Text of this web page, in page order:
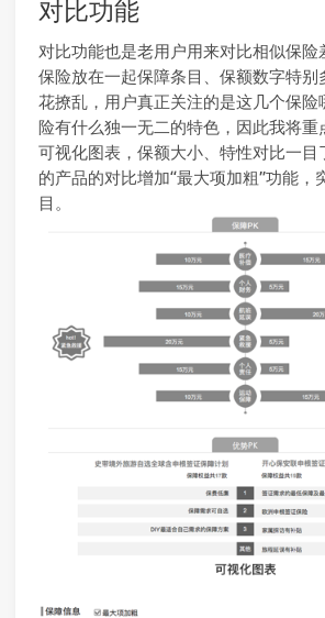
对比功能
对比功能也是老用户用来对比相似保险
保险放在一起保障条目、保额数字特别
花撩乱，用户真正关注的是这几个保险
险有什么独一无二的特色，因此我将重
可视化图表，保额大小、特性对比一目
的产品的对比增加“最大项加粗”功能，
目。